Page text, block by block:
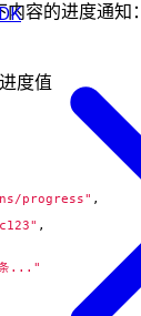
容的进度通知：
度值
progress" ,
,
条..."